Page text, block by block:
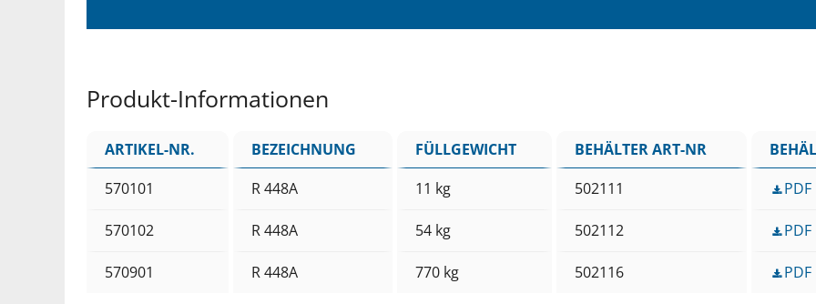
Produkt-Informationen
ARTIKEL-NR. BEZEICHNUNG FÜLLGEWICHT BEHÄLTER ART-NR
570101
R 448A 11 kg 502111 PDF
570102 R 448A 54 kg 502112 PDF
570901 R 448A 770 kg 502116 PDF